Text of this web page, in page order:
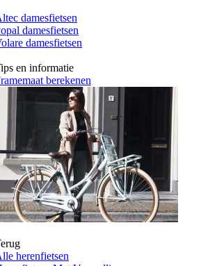
damesfietsen
damesfietsen
damesfietsen
en informatie
berekenen
herenfietsen